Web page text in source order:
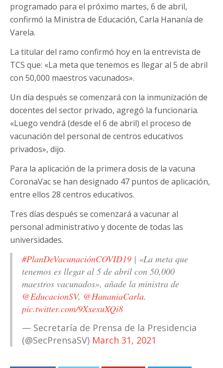
programado para el próximo martes, 6 de abril,
confirmó la Ministra de Educación, Carla Hananía de
Varela.
La titular del ramo confirmó hoy en la entrevista de
TCS que: «La meta que tenemos es llegar al 5 de abril
con 50,000 maestros vacunados».
Un día después se comenzará con la inmunización de
docentes del sector privado, agregó la funcionaria.
«Luego vendrá (desde el 6 de abril) el proceso de
vacunación del personal de centros educativos
privados», dijo.
Para la aplicación de la primera dosis de la vacuna
CoronaVac se han designado 47 puntos de aplicación,
entre ellos 28 centros educativos.
Tres días después se comenzará a vacunar al
personal administrativo y docente de todas las
universidades.
#PlanDeVacunaciónCOVID19 | «La meta que
tenemos es llegar al 5 de abril con 50,000
maestros vacunados», añade la ministra de
@EducacionSV, @HananiaCarla.
pic.twitter.com/9XxexuXQi8
— Secretaría de Prensa de la Presidencia
(@SecPrensaSV) March 31, 2021